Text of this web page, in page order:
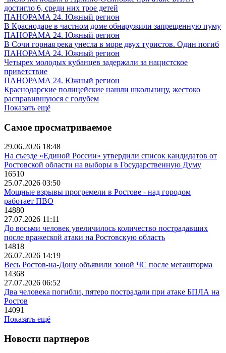
достигло 6, среди них трое детей
ПАНОРАМА 24. Южный регион
В Краснодаре в частном доме обнаружили запрещенную пуму
ПАНОРАМА 24. Южный регион
В Сочи горная река унесла в море двух туристов. Один погиб
ПАНОРАМА 24. Южный регион
Четырех молодых кубанцев задержали за нацистское
приветствие
ПАНОРАМА 24. Южный регион
Краснодарские полицейские нашли школьницу, жестоко
расправившуюся с голубем
Показать ещё
Самое просматриваемое
29.06.2026 18:48
На съезде «Единой России» утвердили список кандидатов от
Ростовской области на выборы в Государственную Думу
16510
25.07.2026 03:50
Мощные взрывы прогремели в Ростове - над городом
работает ПВО
14880
27.07.2026 11:11
До восьми человек увеличилось количество пострадавших
после вражеской атаки на Ростовскую область
14818
26.07.2026 14:19
Весь Ростов-на-Дону объявили зоной ЧС после мегашторма
14368
27.07.2026 06:52
Два человека погибли, пятеро пострадали при атаке БПЛА на
Ростов
14091
Показать ещё
Новости партнеров